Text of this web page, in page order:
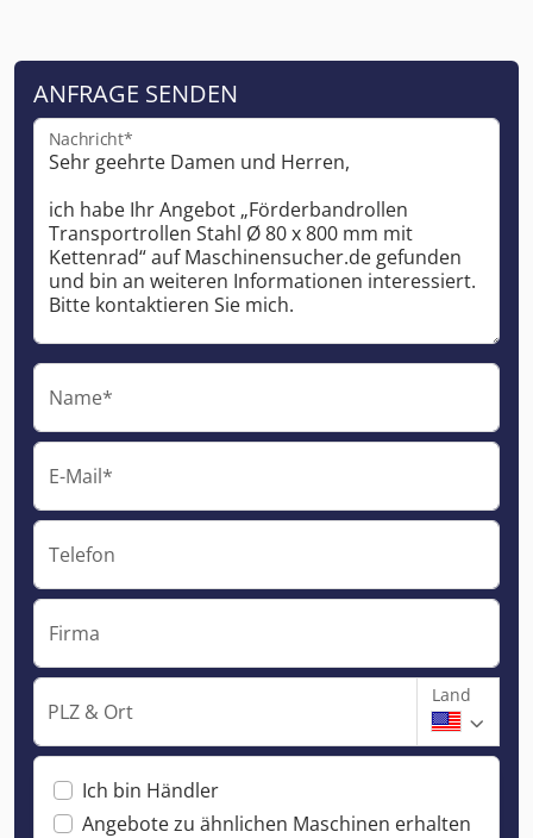
ANFRAGE SENDEN
Nachricht*
Name*
E-Mail*
Telefon
Firma
PLZ & Ort
Land
Ich bin Händler
Angebote zu ähnlichen Maschinen erhalten